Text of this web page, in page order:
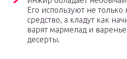
Его используют не только
средство, а кладут как
варят мармелад и
десерты.